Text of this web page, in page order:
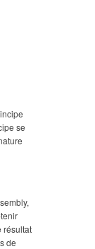
se
résultat
de